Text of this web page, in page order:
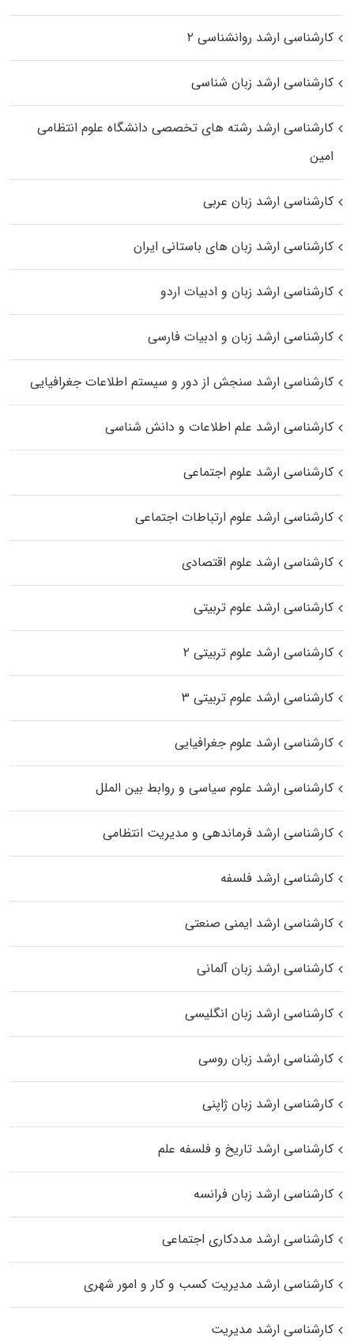
کارشناسی ارشد روانشناسی ۲
کارشناسی ارشد زبان شناسی
کارشناسی ارشد رﺷﺘﻪ ﻫﺎی تخصصی داﻧﺸﮕﺎه ﻋﻠﻮم انتظامی
اﻣﻴﻦ
کارشناسی ارشد زبان عربی
کارشناسی ارشد زبان‌ های باستانی ایران
کارشناسی ارشد زبان و ادبیات اردو
کارشناسی ارشد زبان و ادبیات فارسی
کارشناسی ارشد سنجش از دور و سیستم اطلاعات جغرافیایی
کارشناسی ارشد علم اطلاعات و دانش شناسی
کارشناسی ارشد علوم اجتماعی
کارشناسی ارشد علوم ارتباطات اجتماعی
کارشناسی ارشد علوم اقتصادی
کارشناسی ارشد علوم تربیتی
کارشناسی ارشد علوم تربیتی ۲
کارشناسی ارشد علوم تربیتی ۳
کارشناسی ارشد علوم جغرافیایی
کارشناسی ارشد علوم سیاسی و روابط بین الملل
کارشناسی ارشد فرماندهی و مدیریت انتظامی
کارشناسی ارشد فلسفه
کارشناسی ارشد ایمنی صنعتی
کارشناسی ارشد زبان آلمانی
کارشناسی ارشد زبان انگلیسی
کارشناسی ارشد زبان روسی
کارشناسی ارشد زبان ژاپنی
کارشناسی ارشد تاریخ و فلسفه علم
کارشناسی ارشد زبان فرانسه
کارشناسی ارشد مددکاری اجتماعی
کارشناسی ارشد مدیریت کسب و کار و امور شهری
کارشناسی ارشد مدیریت